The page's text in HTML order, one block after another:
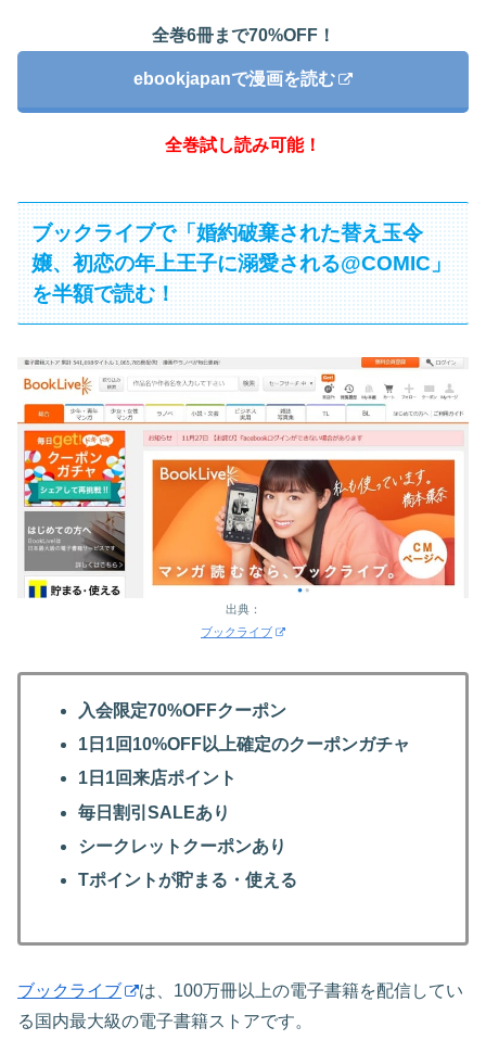
全巻6冊まで70%OFF！
ebookjapanで漫画を読む
全巻試し読み可能！
ブックライブで「婚約破棄された替え玉令
嬢、初恋の年上王子に溺愛される@COMIC」
を半額で読む！
出典：
ブックライブ
入会限定70%OFFクーポン
1日1回10%OFF以上確定のクーポンガチャ
1日1回来店ポイント
毎日割引SALEあり
シークレットクーポンあり
Tポイントが貯まる・使える
ブックライブ
は、100万冊以上の電子書籍を配信してい
る国内最大級の電子書籍ストアです。